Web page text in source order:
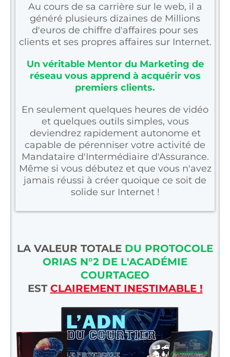
Au cours de sa carrière sur le web, il a
généré plusieurs dizaines de Millions
d'euros de chiffre d'affaires pour ses
clients et ses propres affaires sur Internet.
Un véritable Mentor du Marketing de
réseau vous apprend à acquérir vos
premiers clients.
En seulement quelques heures de vidéo
et quelques outils simples, vous
deviendrez rapidement autonome et
capable de pérenniser votre activité de
Mandataire d'Intermédiaire d'Assurance.
Même si vous débutez et que vous n'avez
jamais réussi à créer quoique ce soit de
solide sur Internet !
LA VALEUR TOTALE DU PROTOCOLE
ORIAS N°2 DE L'ACADÉMIE
COURTAGEO
EST CLAIREMENT INESTIMABLE !